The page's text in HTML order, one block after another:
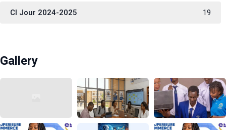
CI Jour 2024-2025 19
Gallery